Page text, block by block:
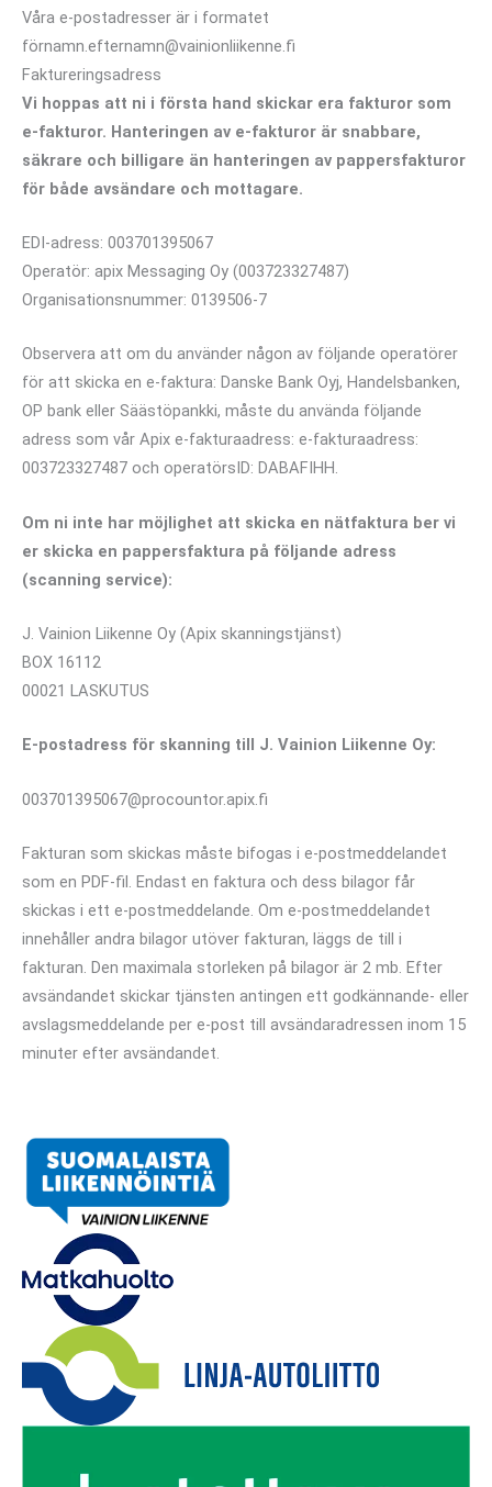
Våra e-postadresser är i formatet
förnamn.efternamn@vainionliikenne.fi
Faktureringsadress
Vi hoppas att ni i första hand skickar era fakturor som
e-fakturor. Hanteringen av e-fakturor är snabbare,
säkrare och billigare än hanteringen av pappersfakturor
för både avsändare och mottagare.
EDI-adress: 003701395067
Operatör: apix Messaging Oy (003723327487)
Organisationsnummer: 0139506-7
Observera att om du använder någon av följande operatörer
för att skicka en e-faktura: Danske Bank Oyj, Handelsbanken,
OP bank eller Säästöpankki, måste du använda följande
adress som vår Apix e-fakturaadress: e-fakturaadress:
003723327487 och operatörsID: DABAFIHH.
Om ni inte har möjlighet att skicka en nätfaktura ber vi
er skicka en pappersfaktura på följande adress
(scanning service):
J. Vainion Liikenne Oy (Apix skanningstjänst)
BOX 16112
00021 LASKUTUS
E-postadress för skanning till J. Vainion Liikenne Oy:
003701395067@procountor.apix.fi
Fakturan som skickas måste bifogas i e-postmeddelandet
som en PDF-fil. Endast en faktura och dess bilagor får
skickas i ett e-postmeddelande. Om e-postmeddelandet
innehåller andra bilagor utöver fakturan, läggs de till i
fakturan. Den maximala storleken på bilagor är 2 mb. Efter
avsändandet skickar tjänsten antingen ett godkännande- eller
avslagsmeddelande per e-post till avsändaradressen inom 15
minuter efter avsändandet.